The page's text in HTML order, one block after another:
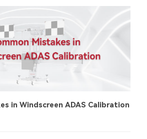
in Windscreen ADAS Calibration